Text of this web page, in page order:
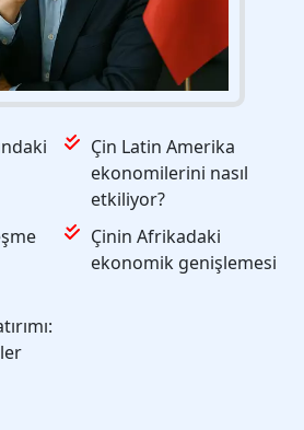
Çin Latin Amerika
ekonomilerini nasıl
etkiliyor?
Çinin Afrikadaki
ekonomik genişlemesi